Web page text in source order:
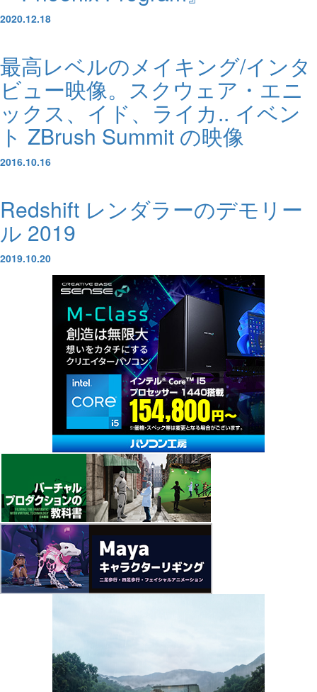
2020.12.18
最高レベルのメイキング/インタ
ビュー映像。スクウェア・エニ
ックス、イド、ライカ.. イベン
ト ZBrush Summit の映像
2016.10.16
Redshift レンダラーのデモリー
ル 2019
2019.10.20